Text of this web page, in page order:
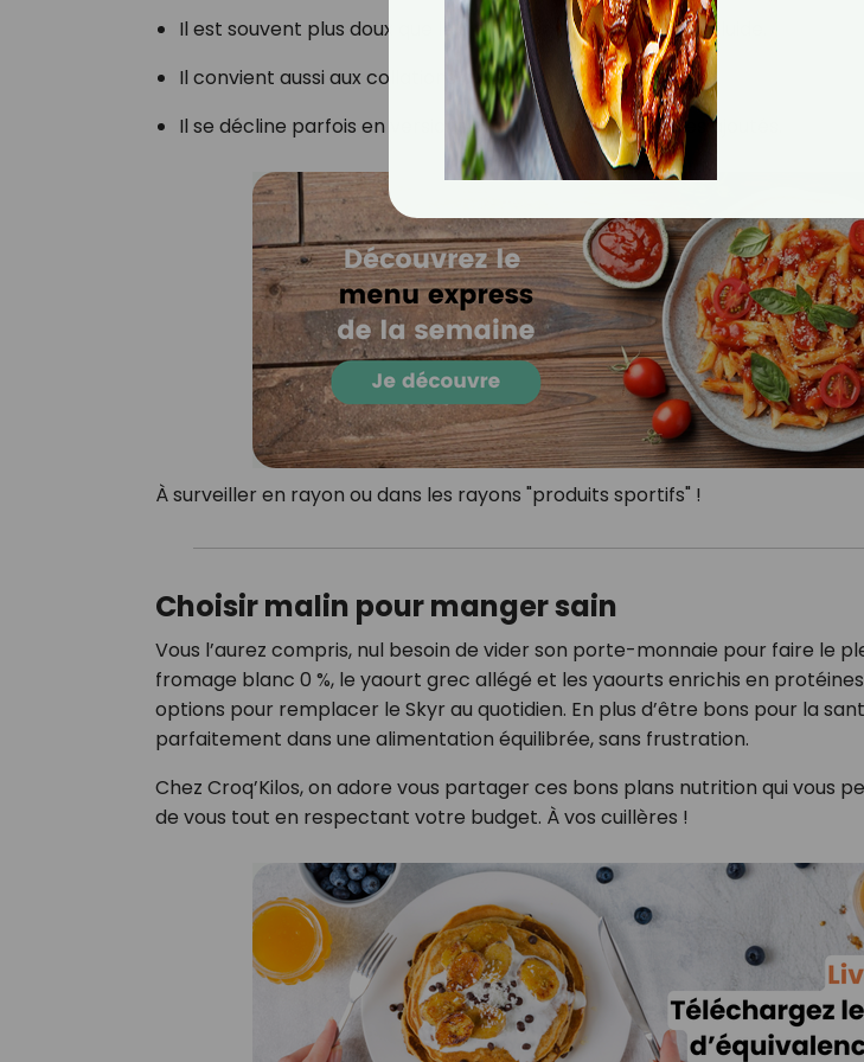
Il est souvent plus doux que le Skyr, avec une texture plus fluide.
Il convient aussi aux collations avant/après entraînement.
Il se décline parfois en versions aromatisées, sans sucres ajoutés.
À surveiller en rayon ou dans les rayons "produits sportifs" !
Choisir malin pour manger sain
Vous l’aurez compris, nul besoin de vider son porte-monnaie pour faire le
fromage blanc 0 %, le yaourt grec allégé et les yaourts enrichis en
options pour remplacer le Skyr au quotidien. En plus d’être bons pour la
parfaitement dans une alimentation équilibrée, sans frustration.
Chez Croq’Kilos, on adore vous partager ces bons plans nutrition qui vous
de vous tout en respectant votre budget. À vos cuillères !